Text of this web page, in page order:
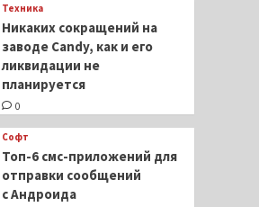
Техника
Никаких сокращений на
заводе Candy, как и его
ликвидации не
планируется
0
Софт
Топ-6 смс-приложений для
отправки сообщений
с Андроида